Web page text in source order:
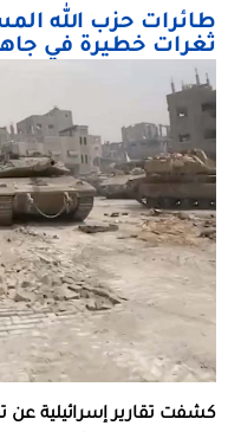
طائرات حزب الله
ثغرات خطيرة في
كشفت تقارير إسرائيلية